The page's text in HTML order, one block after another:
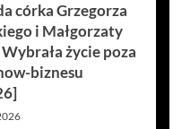
córka Grzegorza
i Małgorzaty
życie poza
biznesu